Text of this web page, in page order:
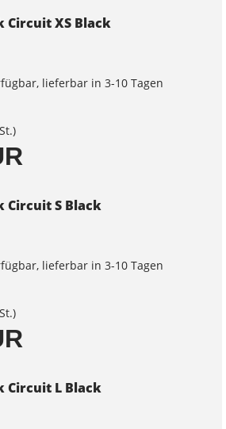
Circuit XS Black
lieferbar in 3-10 Tagen
Circuit S Black
lieferbar in 3-10 Tagen
Circuit L Black